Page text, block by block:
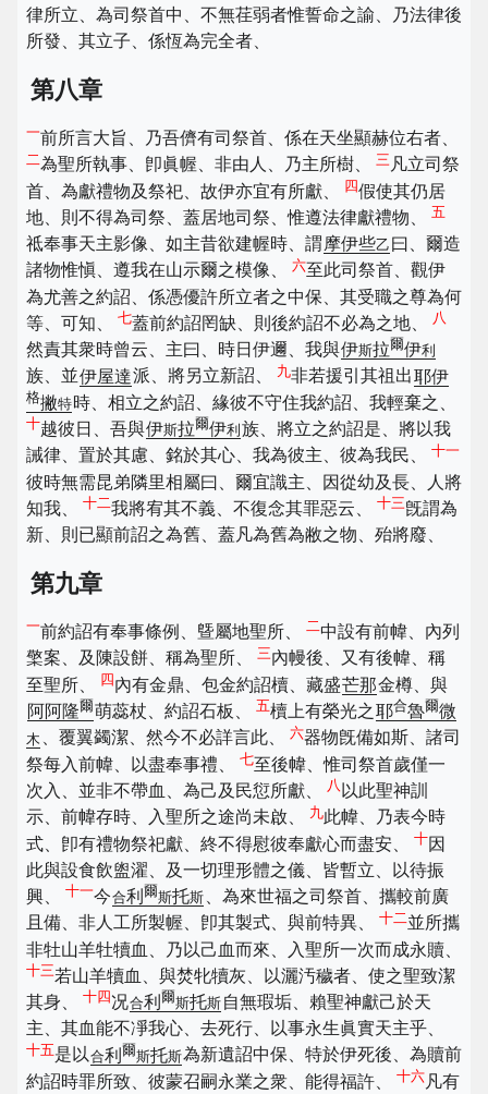
律所立、為司祭首中、不無荏弱者惟誓命之諭、乃法律後
所發、其立子、係恆為完全者、
第八章
一前所言大旨、乃吾儕有司祭首、係在天坐顯赫位右者、
二為聖所執事、卽眞幄、非由人、乃主所樹、 三 凡立司祭
首、為獻禮物及祭祀、故伊亦宜有所獻、
四假使其仍居
地、則不得為司祭、蓋居地司祭、惟遵法律獻禮物、 五
祗奉事天主影像、如主昔欲建幄時、謂 摩伊些乙 曰、爾造
諸物惟愼、遵我在山示爾之模像、 六至此司祭首、觀伊
為尤善之約詔、係憑優許所立者之中保、其受職之尊為何
等、可知、 七蓋前約詔罔缺、則後約詔不必為之地、 八
然責其衆時曾云、主曰、時日伊邇、我與伊斯拉爾伊利
族、並伊屋達派、將另立新詔、 九非若援引其祖出耶伊
格撇特時、相立之約詔、緣彼不守住我約詔、我輕棄之、
十越彼日、吾與伊斯拉爾伊利 族、將立之約詔是、將以我
誡律、置於其慮、銘於其心、我為彼主、彼為我民、 十一
彼時無需昆弟隣里相屬曰、爾宜識主、因從幼及長、人將
知我、 十二我將宥其不義、不復念其罪惡云、 十三旣謂為
新、則已顯前詔之為舊、蓋凡為舊為敝之物、殆將廢、
第九章
一前約詔有奉事條例、曁屬地聖所、 二中設有前幃、內列
檠案、及陳設餅、稱為聖所、
三內幔後、又有後幃、稱
至聖所、
四內有金鼎、包金約詔櫝、藏盛芒那金樽、與
阿阿隆爾萌蕊杖、約詔石板、 五櫝上有榮光之耶合魯爾微
木 、覆翼蠲潔、然今不必詳言此、 六器物旣備如斯、諸司
祭每入前幃、以盡奉事禮、 七至後幃、惟司祭首歲僅一
次入、並非不帶血、為己及民愆所獻、
八 以此聖神訓
示、前幃存時、入聖所之途尚未啟、
九此幃、乃表今時
式、卽有禮物祭祀獻、終不得慰彼奉獻心而盡安、 十因
此與設食飲盥濯、及一切理形體之儀、皆暫立、以待振
興、 十一今合利 爾斯托斯
、為來世福之司祭首、攜較前廣
且備、非人工所製幄、卽其製式、與前特異、 十二 並所攜
非牡山羊牡犢血、乃以己血而來、入聖所一次而成永贖、
十三若山羊犢血、與焚牝犢灰、以灑汚穢者、使之聖致潔
其身、 十四况合利 爾斯托斯 自無瑕垢、賴聖神獻己於天
主、其血能不凈我心、去死行、以事永生眞實天主乎、
十五是以合利 爾斯托斯為新遺詔中保、特於伊死後、為贖前
約詔時罪所致、彼蒙召嗣永業之衆、能得福許、 十六 凡有